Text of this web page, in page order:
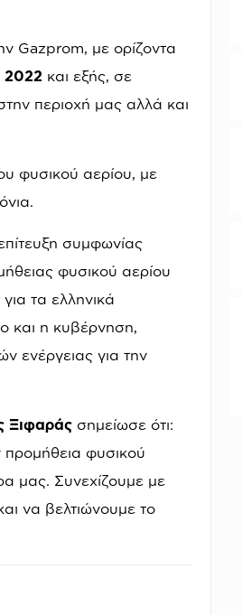
Gazprom, με ορίζοντα
2022 και εξής, σε
περιοχή μας αλλά και
φυσικού αερίου, με
συμφωνίας
φυσικού αερίου
τα ελληνικά
και η κυβέρνηση,
ενέργειας για την
Ξιφαράς σημείωσε ότι:
προμήθεια φυσικού
μας. Συνεχίζουμε με
να βελτιώνουμε το